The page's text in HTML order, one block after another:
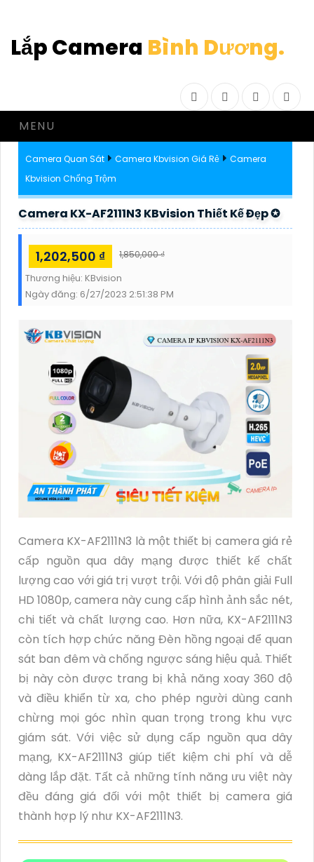
Lắp Camera Bình Dương.
FacebookTwitter Instagram
MENU
Camera Quan Sát Camera Kbvision Giá Rẻ
Camera
Kbvision Chống Trộm
Camera KX-AF2111N3 KBvision Thiết Kế Đẹp ✪
1,202,500 ₫ 1,850,000 ₫
Thương hiệu: KBvision
Ngày đăng: 6/27/2023 2:51:38 PM
Camera KX-AF2111N3 là một thiết bị camera giá rẻ
cấp nguồn qua dây mạng được thiết kế chất
lượng cao với giá trị vượt trội. Với độ phân giải Full
HD 1080p, camera này cung cấp hình ảnh sắc nét,
chi tiết và chất lượng cao. Hơn nữa, KX-AF2111N3
còn tích hợp chức năng Đèn hồng ngoại để quan
sát ban đêm và chống ngược sáng hiệu quả. Thiết
bị này còn được trang bị khả năng xoay 360 độ
và điều khiển từ xa, cho phép người dùng canh
chừng mọi góc nhìn quan trọng trong khu vực
giám sát. Với việc sử dụng cấp nguồn qua dây
mạng, KX-AF2111N3 giúp tiết kiệm chi phí và dễ
dàng lắp đặt. Tất cả những tính năng ưu việt này
đều đáng giá đối với một thiết bị camera giá
thành hợp lý như KX-AF2111N3.